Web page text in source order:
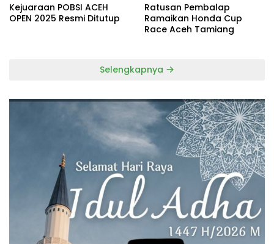
Kejuaraan POBSI ACEH
OPEN 2025 Resmi Ditutup
Ratusan Pembalap
Ramaikan Honda Cup
Race Aceh Tamiang
Selengkapnya